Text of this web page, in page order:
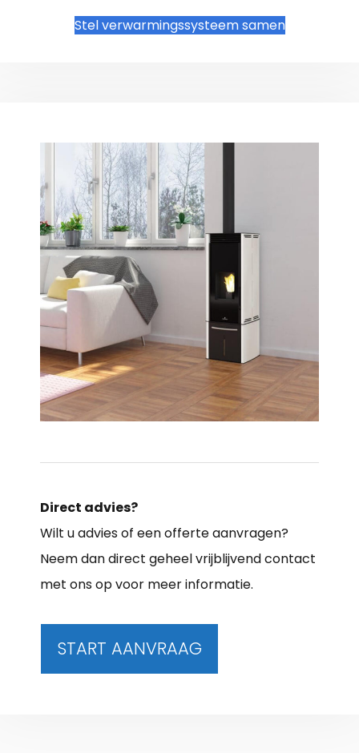
Stel verwarmingssysteem samen
Direct advies?
Wilt u advies of een offerte aanvragen?
Neem dan direct geheel vrijblijvend contact
met ons op voor meer informatie.
START AANVRAAG